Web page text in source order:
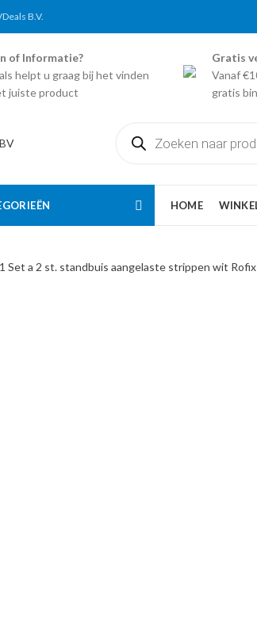
B.V.
of Informatie?
helpt u graag bij het vinden
juiste product
Gratis
Vanaf
gratis
zoeken
HOME